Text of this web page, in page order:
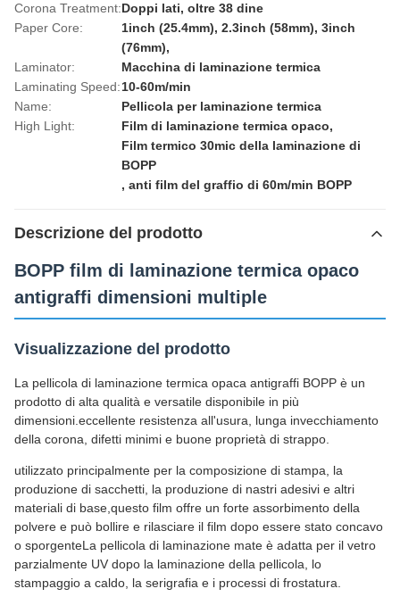
Corona Treatment:Doppi lati, oltre 38 dine
Paper Core:
1inch (25.4mm), 2.3inch (58mm), 3inch
(76mm),
Laminator:
Macchina di laminazione termica
Laminating Speed:10-60m/min
Name:
Pellicola per laminazione termica
High Light:
Film di laminazione termica opaco,
Film termico 30mic della laminazione di
BOPP
, anti film del graffio di 60m/min BOPP
Descrizione del prodotto
BOPP film di laminazione termica opaco
antigraffi dimensioni multiple
Visualizzazione del prodotto
La pellicola di laminazione termica opaca antigraffi BOPP è un
prodotto di alta qualità e versatile disponibile in più
dimensioni.eccellente resistenza all'usura, lunga invecchiamento
della corona, difetti minimi e buone proprietà di strappo.
utilizzato principalmente per la composizione di stampa, la
produzione di sacchetti, la produzione di nastri adesivi e altri
materiali di base,questo film offre un forte assorbimento della
polvere e può bollire e rilasciare il film dopo essere stato concavo
o sporgenteLa pellicola di laminazione mate è adatta per il vetro
parzialmente UV dopo la laminazione della pellicola, lo
stampaggio a caldo, la serigrafia e i processi di frostatura.